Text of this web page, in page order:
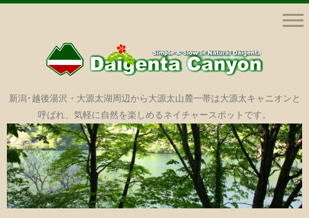
新潟･越後湯沢・大源太湖周辺から大源太山麓一帯は大源太キャニオンと
呼ばれ、気軽に自然を楽しめるネイチャースポットです。